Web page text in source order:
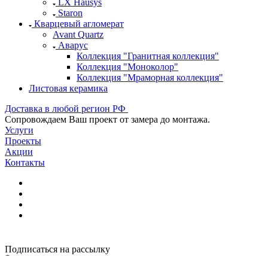
Staron
Кварцевый агломерат
Avant Quartz
Аварус
Коллекция "Гранитная коллекция"
Коллекция "Моноколор"
Коллекция "Мраморная коллекция"
Листовая керамика
Доставка в любой регион РФ
Cопровождаем Ваш проект от замера до монтажа.
Услуги
Проекты
Акции
Контакты
Подписаться на рассылку